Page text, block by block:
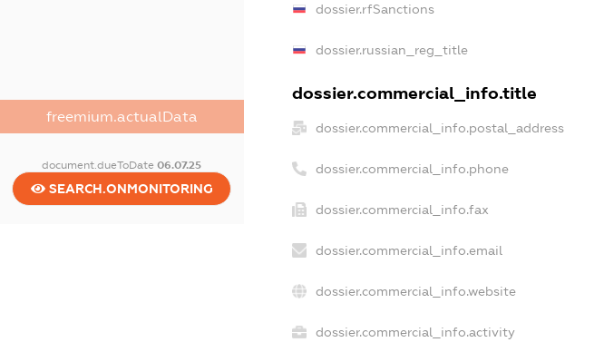
freemium.actualData
document.dueToDate06.07.25
SEARCH.ONMONITORING
dossier.rfSanctions
dossier.russian_reg_title
dossier.commercial_info.title
dossier.commercial_info.postal_address
dossier.commercial_info.phone
dossier.commercial_info.fax
dossier.commercial_info.email
dossier.commercial_info.website
dossier.commercial_info.activity